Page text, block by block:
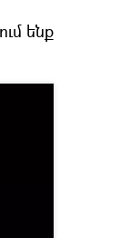
ենք